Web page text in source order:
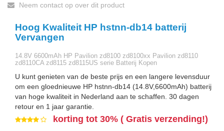
Neem contact op over dit product
Hoog Kwaliteit HP hstnn-db14 batterij
Vervangen
14.8V 6600mAh HP Pavilion zd8100 zd8100xx Pavilion zd8110
zd8110CA zd8115 zd8115US serie Batterij Kopen
U kunt genieten van de beste prijs en een langere levensduur
om een gloednieuwe HP hstnn-db14 (14.8V,6600mAh) batterij
van hoge kwaliteit in Nederland aan te schaffen. 30 dagen
retour en 1 jaar garantie.
korting tot 30% ( Gratis verzending!)